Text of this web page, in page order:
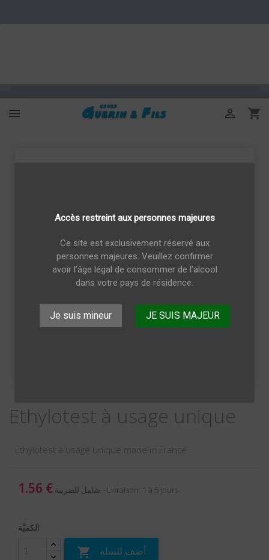
Accès restreint aux personnes majeures
Ce site est exclusivement réservé aux
personnes majeures. Veuillez confirmer
avoir l’âge légal de consommer de l’alcool
dans votre pays de résidence.
Je suis mineur JE SUIS MAJEUR
 

Ethylotest à usage unique
Ethylotest à usage unique made in France
1.56 € Livraison: 1 à 5 jours
الكميَّة
 أضف للسلة